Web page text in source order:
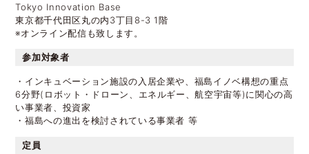
Tokyo Innovation Base
東京都千代田区丸の内3丁目8-3 1階
※オンライン配信も致します。
参加対象者
・インキュベーション施設の入居企業や、福島イノベ構想の重点
6分野(ロボット・ドローン、エネルギー、航空宇宙等)に関心の高
い事業者、投資家
・福島への進出を検討されている事業者 等
定員